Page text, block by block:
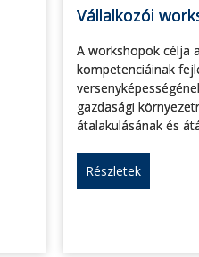
Vállalkozói
A workshopok célja
kompetenciáinak
gazdasági
átalakulásának és
Részletek